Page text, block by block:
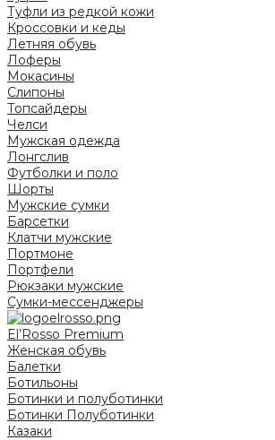
Туфли из редкой кожи
Кроссовки и кеды
Летняя обувь
Лоферы
Мокасины
Слипоны
Топсайдеры
Челси
Мужская одежда
Лонгслив
Футболки и поло
Шорты
Мужские сумки
Барсетки
Клатчи мужские
Портмоне
Портфели
Рюкзаки мужские
Сумки-мессенджеры
El’Rosso Premium
Женская обувь
Балетки
Ботильоны
Ботинки и полуботинки
Ботинки Полуботинки
Казаки